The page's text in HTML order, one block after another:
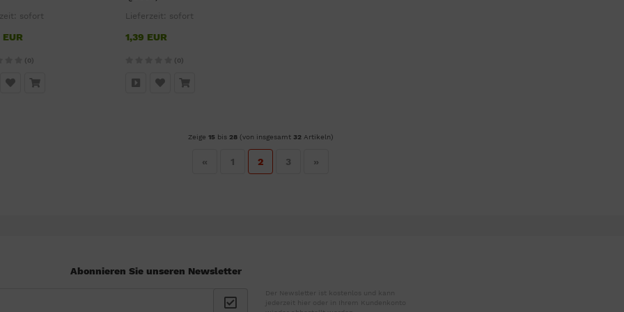
sofort
EUR
(0)
Lieferzeit: sofort
1,39 EUR
(0)
Zeige 15 bis 28(von insgesamt 32Artikeln)
« 1 2 3 »
Abonnieren Sie unseren Newsletter
Der Newsletter ist kostenlos und kann
jederzeit hier oder in Ihrem Kundenkonto